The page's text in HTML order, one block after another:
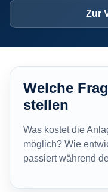
Zur
Welche
stellen
Was kostet die
möglich? Wie
passiert während